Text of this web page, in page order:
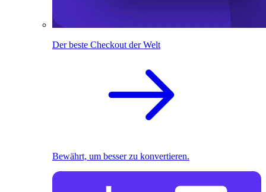
Der beste Checkout der Welt
Bewährt, um besser zu konvertieren.